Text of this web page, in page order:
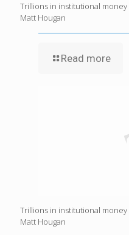
Trillions in institutional money
Matt Hougan
Read more
Trillions in institutional money
Matt Hougan